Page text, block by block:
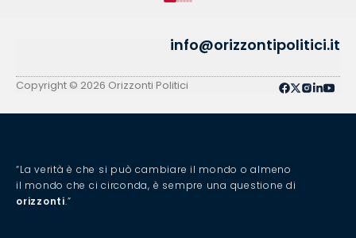
info@orizzontipolitici.it
Copyright © 2026 Orizzonti Politici
“La verità è che si può cambiare il mondo o almeno
il mondo che ci circonda, è sempre una questione di
orizzonti.”